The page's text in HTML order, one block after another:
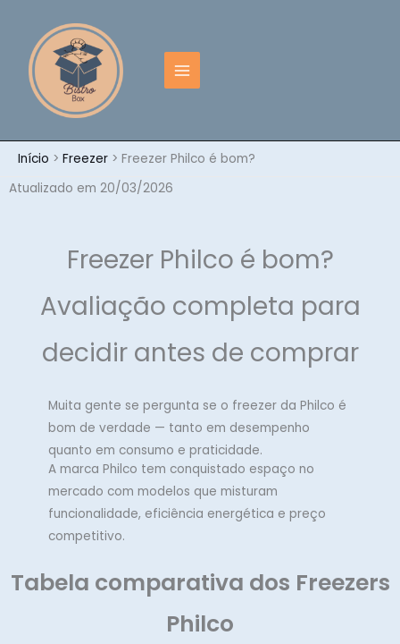
conteúdo
Início Freezer
Freezer Philco é bom?
Atualizado em 20/03/2026
Freezer Philco é bom?
Avaliação completa para
decidir antes de comprar
Muita gente se pergunta se o freezer da Philco é
bom de verdade — tanto em desempenho
quanto em consumo e praticidade.
A marca Philco tem conquistado espaço no
mercado com modelos que misturam
funcionalidade, eficiência energética e preço
competitivo.
Tabela comparativa dos Freezers
Philco